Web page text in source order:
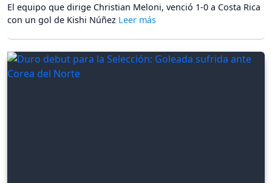
El equipo que dirige Christian Meloni, venció 1-0 a Costa Rica
con un gol de Kishi Núñez